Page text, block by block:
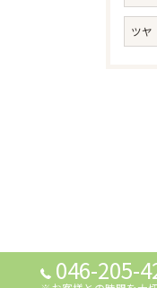
ツヤ
046-205-